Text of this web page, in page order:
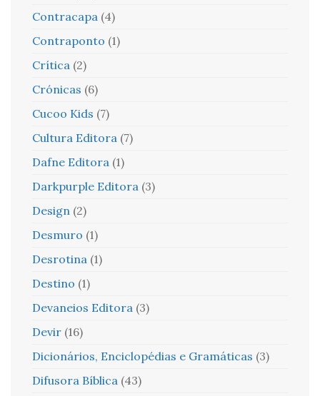
Contracapa (4)
Contraponto (1)
Crítica (2)
Crónicas (6)
Cucoo Kids (7)
Cultura Editora (7)
Dafne Editora (1)
Darkpurple Editora (3)
Design (2)
Desmuro (1)
Desrotina (1)
Destino (1)
Devaneios Editora (3)
Devir (16)
Dicionários, Enciclopédias e Gramáticas (3)
Difusora Bíblica (43)